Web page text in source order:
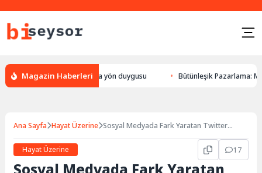
Magazin Haberleri
hayvanlarda yön duygusu Bütünleşik Pazarlama: Markalarla
Ana Sayfa Hayat Üzerine Sosyal Medyada Fark Yaratan Twitter
Hayat Üzerine
17